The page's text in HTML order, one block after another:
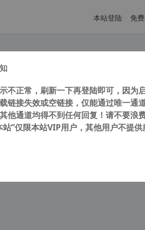
本站登陆 免
网站集合 安卓免费下载网站 安卓应用市场哪个好 应用市场官方下载 应
明： 转载自 cnorg.12hp.de 注意： 由于网
访问高...
不正常，刷新一下再登陆即可，因为
链接失效或空链接，仅能通过唯一通
他通道均得不到任何回复！请不要浪
站”仅限本站VIP用户，其他用户不提供